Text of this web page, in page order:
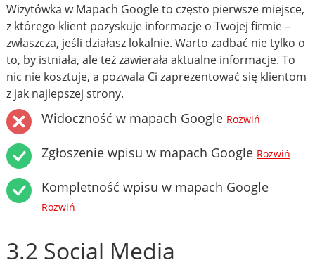
Wizytówka w Mapach Google to często pierwsze miejsce,
z którego klient pozyskuje informacje o Twojej firmie –
zwłaszcza, jeśli działasz lokalnie. Warto zadbać nie tylko o
to, by istniała, ale też zawierała aktualne informacje. To
nic nie kosztuje, a pozwala Ci zaprezentować się klientom
z jak najlepszej strony.
Widoczność w mapach Google Rozwiń
Zgłoszenie wpisu w mapach Google Rozwiń
Kompletność wpisu w mapach Google
Rozwiń
3.2 Social Media